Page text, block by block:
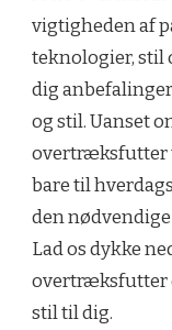
vigtigheden af
teknologier, stil
dig
og stil. Uanset
overtræksfutter
bare til
den
Lad os dykke
overtræksfutter
stil til dig.